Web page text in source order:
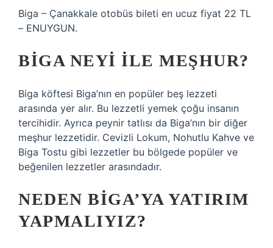
Biga – Çanakkale otobüs bileti en ucuz fiyat 22 TL
– ENUYGUN.
BIGA NEYI ILE MEŞHUR?
Biga köftesi Biga’nın en popüler beş lezzeti
arasında yer alır. Bu lezzetli yemek çoğu insanın
tercihidir. Ayrıca peynir tatlısı da Biga’nın bir diğer
meşhur lezzetidir. Cevizli Lokum, Nohutlu Kahve ve
Biga Tostu gibi lezzetler bu bölgede popüler ve
beğenilen lezzetler arasındadır.
NEDEN BIGA’YA YATIRIM
YAPMALIYIZ?